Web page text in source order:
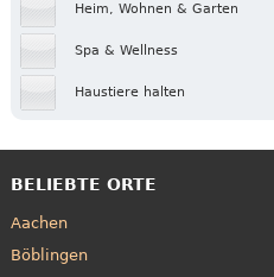
Heim, Wohnen & Garten
Spa & Wellness
Haustiere halten
BELIEBTE ORTE
Aachen
Böblingen